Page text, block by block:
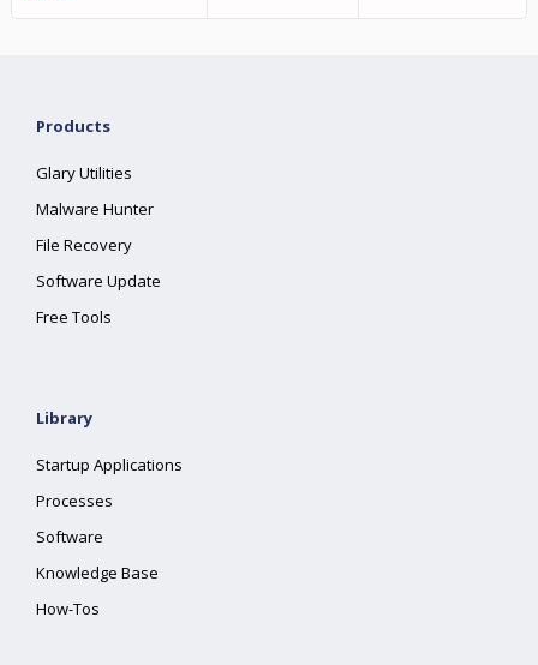
Products
Glary Utilities
Malware Hunter
File Recovery
Software Update
Free Tools
Library
Startup Applications
Processes
Software
Knowledge Base
How-Tos